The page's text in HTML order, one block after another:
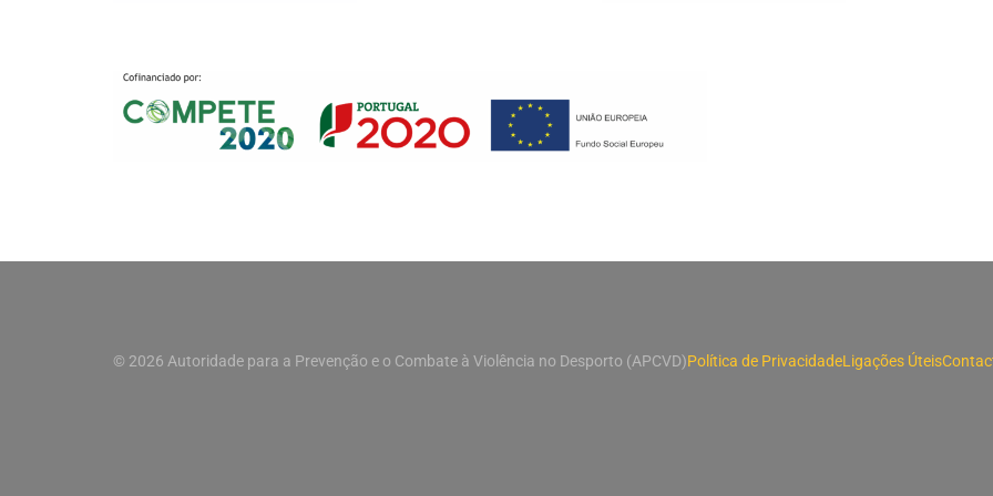
© 2026 Autoridade para a Prevenção e o Combate à Violência no Desporto (APCVD)Política de PrivacidadeLigações Úteis